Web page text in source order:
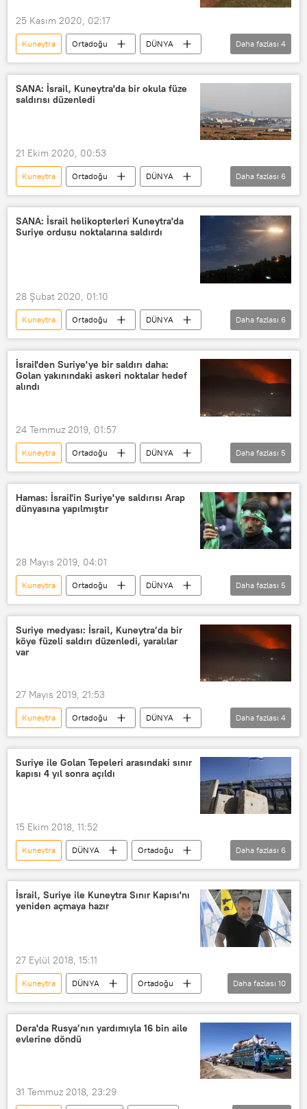
25 Kasım 2020, 02:17
Kuneytra Ortadoğu
DÜNYA
Haberler
İsrail
Suriye
Saldırı
Daha fazlası 4
SANA: İsrail, Kuneytra'da bir okula füze
saldırısı düzenledi
21 Ekim 2020, 00:53
Kuneytra Ortadoğu
DÜNYA
Haberler
İsrail
Suriye
Okul
füze saldırısı SANA
Daha fazlası 6
SANA: İsrail helikopterleri Kuneytra'da
Suriye ordusu noktalarına saldırdı
28 Şubat 2020, 01:10
Kuneytra Ortadoğu
DÜNYA
Haberler
İsrail
Suriye
Saldırı
Helikopter
Golan Tepeleri
Daha fazlası 6
İsrail'den Suriye'ye bir saldırı daha:
Golan yakınındaki askeri noktalar hedef
alındı
24 Temmuz 2019, 01:57
Kuneytra Ortadoğu
DÜNYA
Haberler
Suriye
İsrail
Dera
Daha fazlası 5
Hamas: İsrail'in Suriye'ye saldırısı Arap
dünyasına yapılmıştır
28 Mayıs 2019, 04:01
Kuneytra Ortadoğu
DÜNYA
Haberler
Hamas
Suriye
İsrail
Saldırı
Daha fazlası 5
Suriye medyası: İsrail, Kuneytra’da bir
köye füzeli saldırı düzenledi, yaralılar
var
27 Mayıs 2019, 21:53
Kuneytra Ortadoğu
DÜNYA
Haberler
Suriye
İsrail
Füze
Daha fazlası 4
Suriye ile Golan Tepeleri arasındaki sınır
kapısı 4 yıl sonra açıldı
15 Ekim 2018, 11:52
Kuneytra DÜNYA
Ortadoğu
Haberler
İsrail
Suriye
Golan Tepeleri
BM
Sınır kapısı
Daha fazlası 6
İsrail, Suriye ile Kuneytra Sınır Kapısı'nı
yeniden açmaya hazır
27 Eylül 2018, 15:11
Kuneytra DÜNYA
Ortadoğu
SAVUNMA
Haberler
POLİTİKA
Suriye
Golan Tepeleri
Daha fazlası 10
Dera'da Rusya’nın yardımıyla 16 bin aile
evlerine döndü
31 Temmuz 2018, 23:29